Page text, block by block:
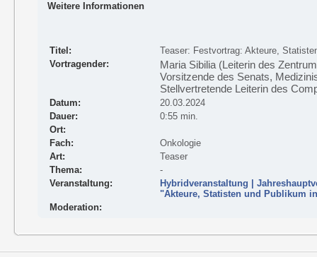
Weitere Informationen
Titel:
Teaser: Festvortrag: Akteure,
Vortragender:
Maria Sibilia (Leiterin des
Vorsitzende des Senats,
Stellvertretende Leiterin des
Datum:
20.03.2024
Dauer:
0:55 min.
Ort:
Fach:
Onkologie
Art:
Teaser
Thema:
-
Veranstaltung:
Hybridveranstaltung |
"Akteure, Statisten und Publikum
Moderation: